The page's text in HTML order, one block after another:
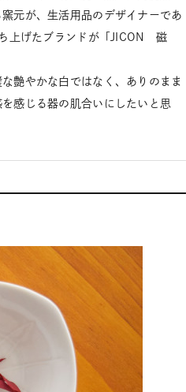
元が、生活用品のデザイナーであ
上げたブランドが「JICON 磁
艶やかな白ではなく、ありのまま
感じる器の肌合いにしたいと思